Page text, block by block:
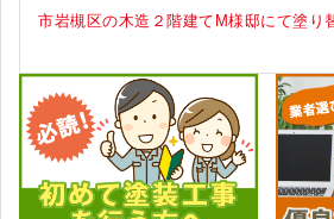
市岩槻区の木造２階建てM様邸にて塗り